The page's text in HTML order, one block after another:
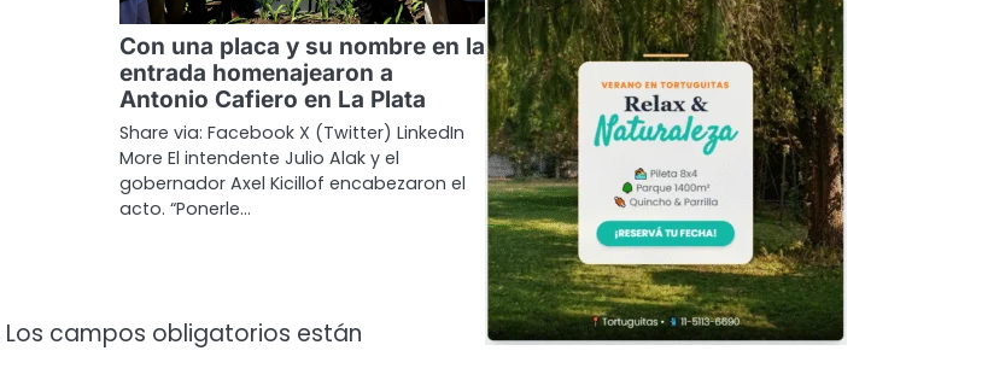
Con una placa y su nombre en la
entrada homenajearon a
Antonio Cafiero en La Plata
Share via: Facebook X (Twitter) LinkedIn
More El intendente Julio Alak y el
gobernador Axel Kicillof encabezaron el
acto. “Ponerle…
Los campos obligatorios están